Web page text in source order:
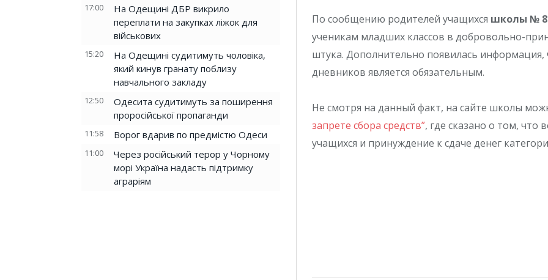
17:00
На Одещині ДБР викрило
переплати на закупках ліжок для
військових
15:20
На Одещині судитимуть чоловіка,
який кинув гранату поблизу
навчального закладу
12:50
Одесита судитимуть за поширення
проросійської пропаганди
11:58 Ворог вдарив по предмістю Одеси
11:00
Через російський терор у Чорному
морі Україна надасть підтримку
аграріям
По сообщению родителей учащихся школы №
ученикам младших классов в добровольно-
штука. Дополнительно появилась
дневников является обязательным.
Не смотря на данный факт, на сайте школы
запрете сбора средств”, где сказано о том, что
учащихся и принуждение к сдаче денег